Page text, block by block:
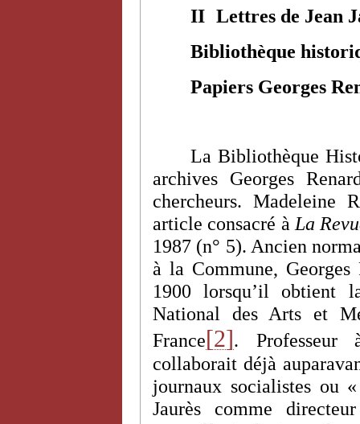
II Lettres de Jean
Bibliothèque
Papiers Georges
La Bibliothèque
archives Georges
chercheurs. Madeleine
article consacré à La
1987 (n° 5). Ancien
à la Commune,
1900 lorsqu’il obtient
National des Arts et
France[2]. Professeur
collaborait déjà
journaux socialistes ou
Jaurès comme